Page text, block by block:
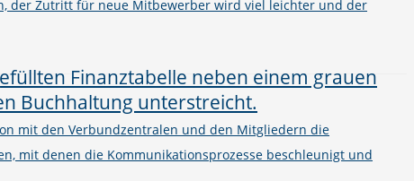
der Zutritt für neue Mitbewerber wird viel leichter und der
mit den Verbundzentralen und den Mitgliedern die
mit denen die Kommunikationsprozesse beschleunigt und